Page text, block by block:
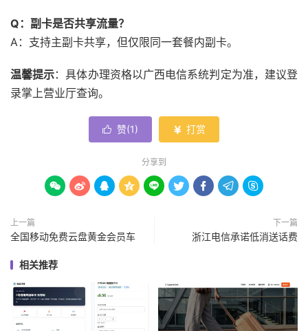
Q：副卡是否共享流量？
A：支持主副卡共享，但仅限同一套餐内副卡。
温馨提示：具体办理资格以广西电信系统判定为准，建议登
录掌上营业厅查询。
 赞(1)  打赏
分享到
        
上一篇
全国移动免费云盘黄金会员车
下一篇
浙江电信承诺低消送话费
相关推荐